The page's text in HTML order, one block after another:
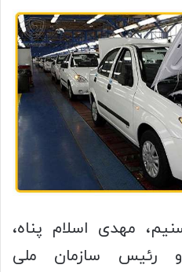
مهدی اسلام پناه،
رئیس سازمان ملی